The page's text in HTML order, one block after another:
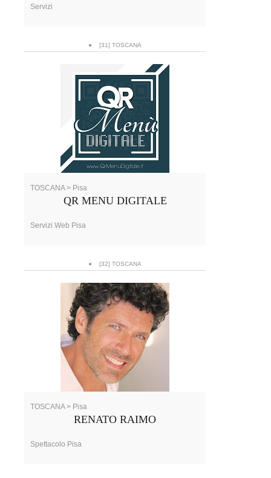
Servizi
[31] TOSCANA
TOSCANA > Pisa
QR MENU DIGITALE
Servizi Web Pisa
[32] TOSCANA
TOSCANA > Pisa
RENATO RAIMO
Spettacolo Pisa